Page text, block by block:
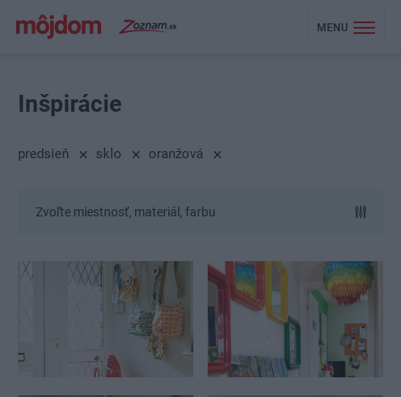
MENU
Inšpirácie
predsieň sklo oranžová
Zvoľte miestnosť, materiál, farbu